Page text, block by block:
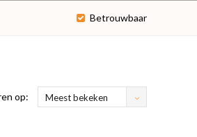
Betrouwbaar
op: Meest bekeken